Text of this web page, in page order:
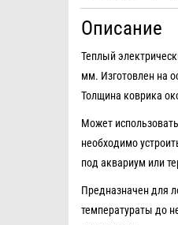
Описание
Теплый
мм. Изготовлен на
Толщина коврика
Может
необходимо
под аквариум или
Предназначен для
температураты до